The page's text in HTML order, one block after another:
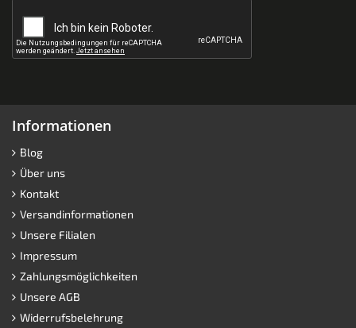
Informationen
Blog
Über uns
Kontakt
Versandinformationen
Unsere Filialen
Impressum
Zahlungsmöglichkeiten
Unsere AGB
Widerrufsbelehrung